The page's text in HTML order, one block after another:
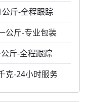
斤-全程跟踪
公斤-专业包装
斤-全程跟踪
克-24小时服务